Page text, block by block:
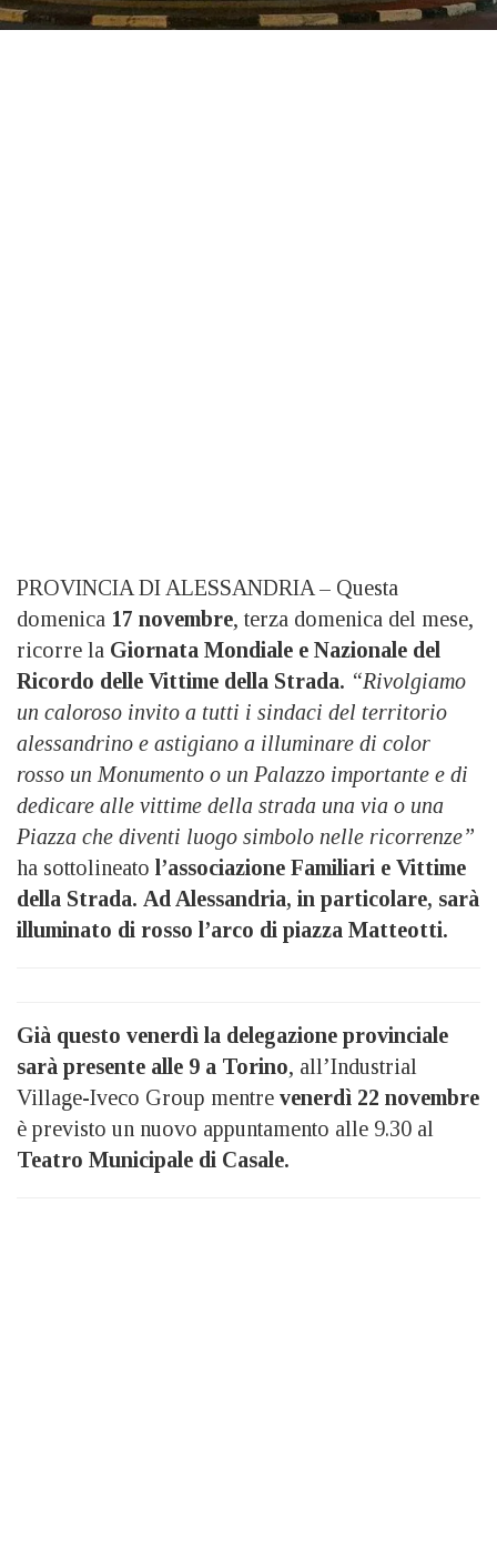
PROVINCIA DI ALESSANDRIA – Questa
domenica 17 novembre, terza domenica del mese,
ricorre la Giornata Mondiale e Nazionale del
Ricordo delle Vittime della Strada. “Rivolgiamo
un caloroso invito a tutti i sindaci del territorio
alessandrino e astigiano a illuminare di color
rosso un Monumento o un Palazzo importante e di
dedicare alle vittime della strada una via o una
Piazza che diventi luogo simbolo nelle ricorrenze”
ha sottolineato l’associazione Familiari e Vittime
della Strada. Ad Alessandria, in particolare, sarà
illuminato di rosso l’arco di piazza Matteotti.
Già questo venerdì la delegazione provinciale
sarà presente alle 9 a Torino, all’Industrial
Village-Iveco Group mentre venerdì 22 novembre
è previsto un nuovo appuntamento alle 9.30 al
Teatro Municipale di Casale.